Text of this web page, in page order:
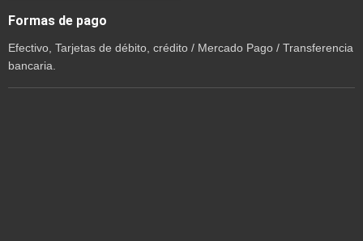
Formas de pago
Efectivo, Tarjetas de débito, crédito / Mercado Pago / Transferencia
bancaria.